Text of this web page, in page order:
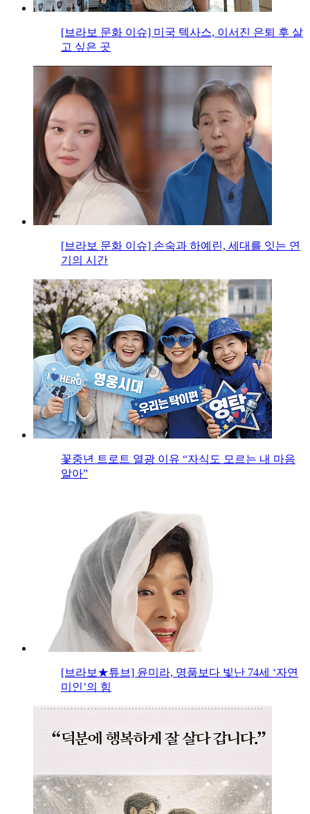
[브라보 문화 이슈] 미국 텍사스, 이서진 은퇴 후 살
고 싶은 곳
[브라보 문화 이슈] 손숙과 하예린, 세대를 잇는 연
기의 시간
꽃중년 트로트 열광 이유 “자식도 모르는 내 마음
알아”
[브라보★튜브] 윤미라, 명품보다 빛난 74세 ‘자연
미인’의 힘